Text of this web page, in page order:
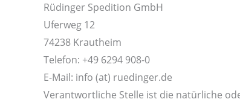
Rüdinger Spedition GmbH
Uferweg 12
74238 Krautheim
Telefon: +49 6294 908-0
E-Mail: info (at) ruedinger.de
Verantwortliche Stelle ist die natürliche